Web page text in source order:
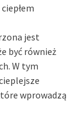
jest
być również
W tym
wprowadzą